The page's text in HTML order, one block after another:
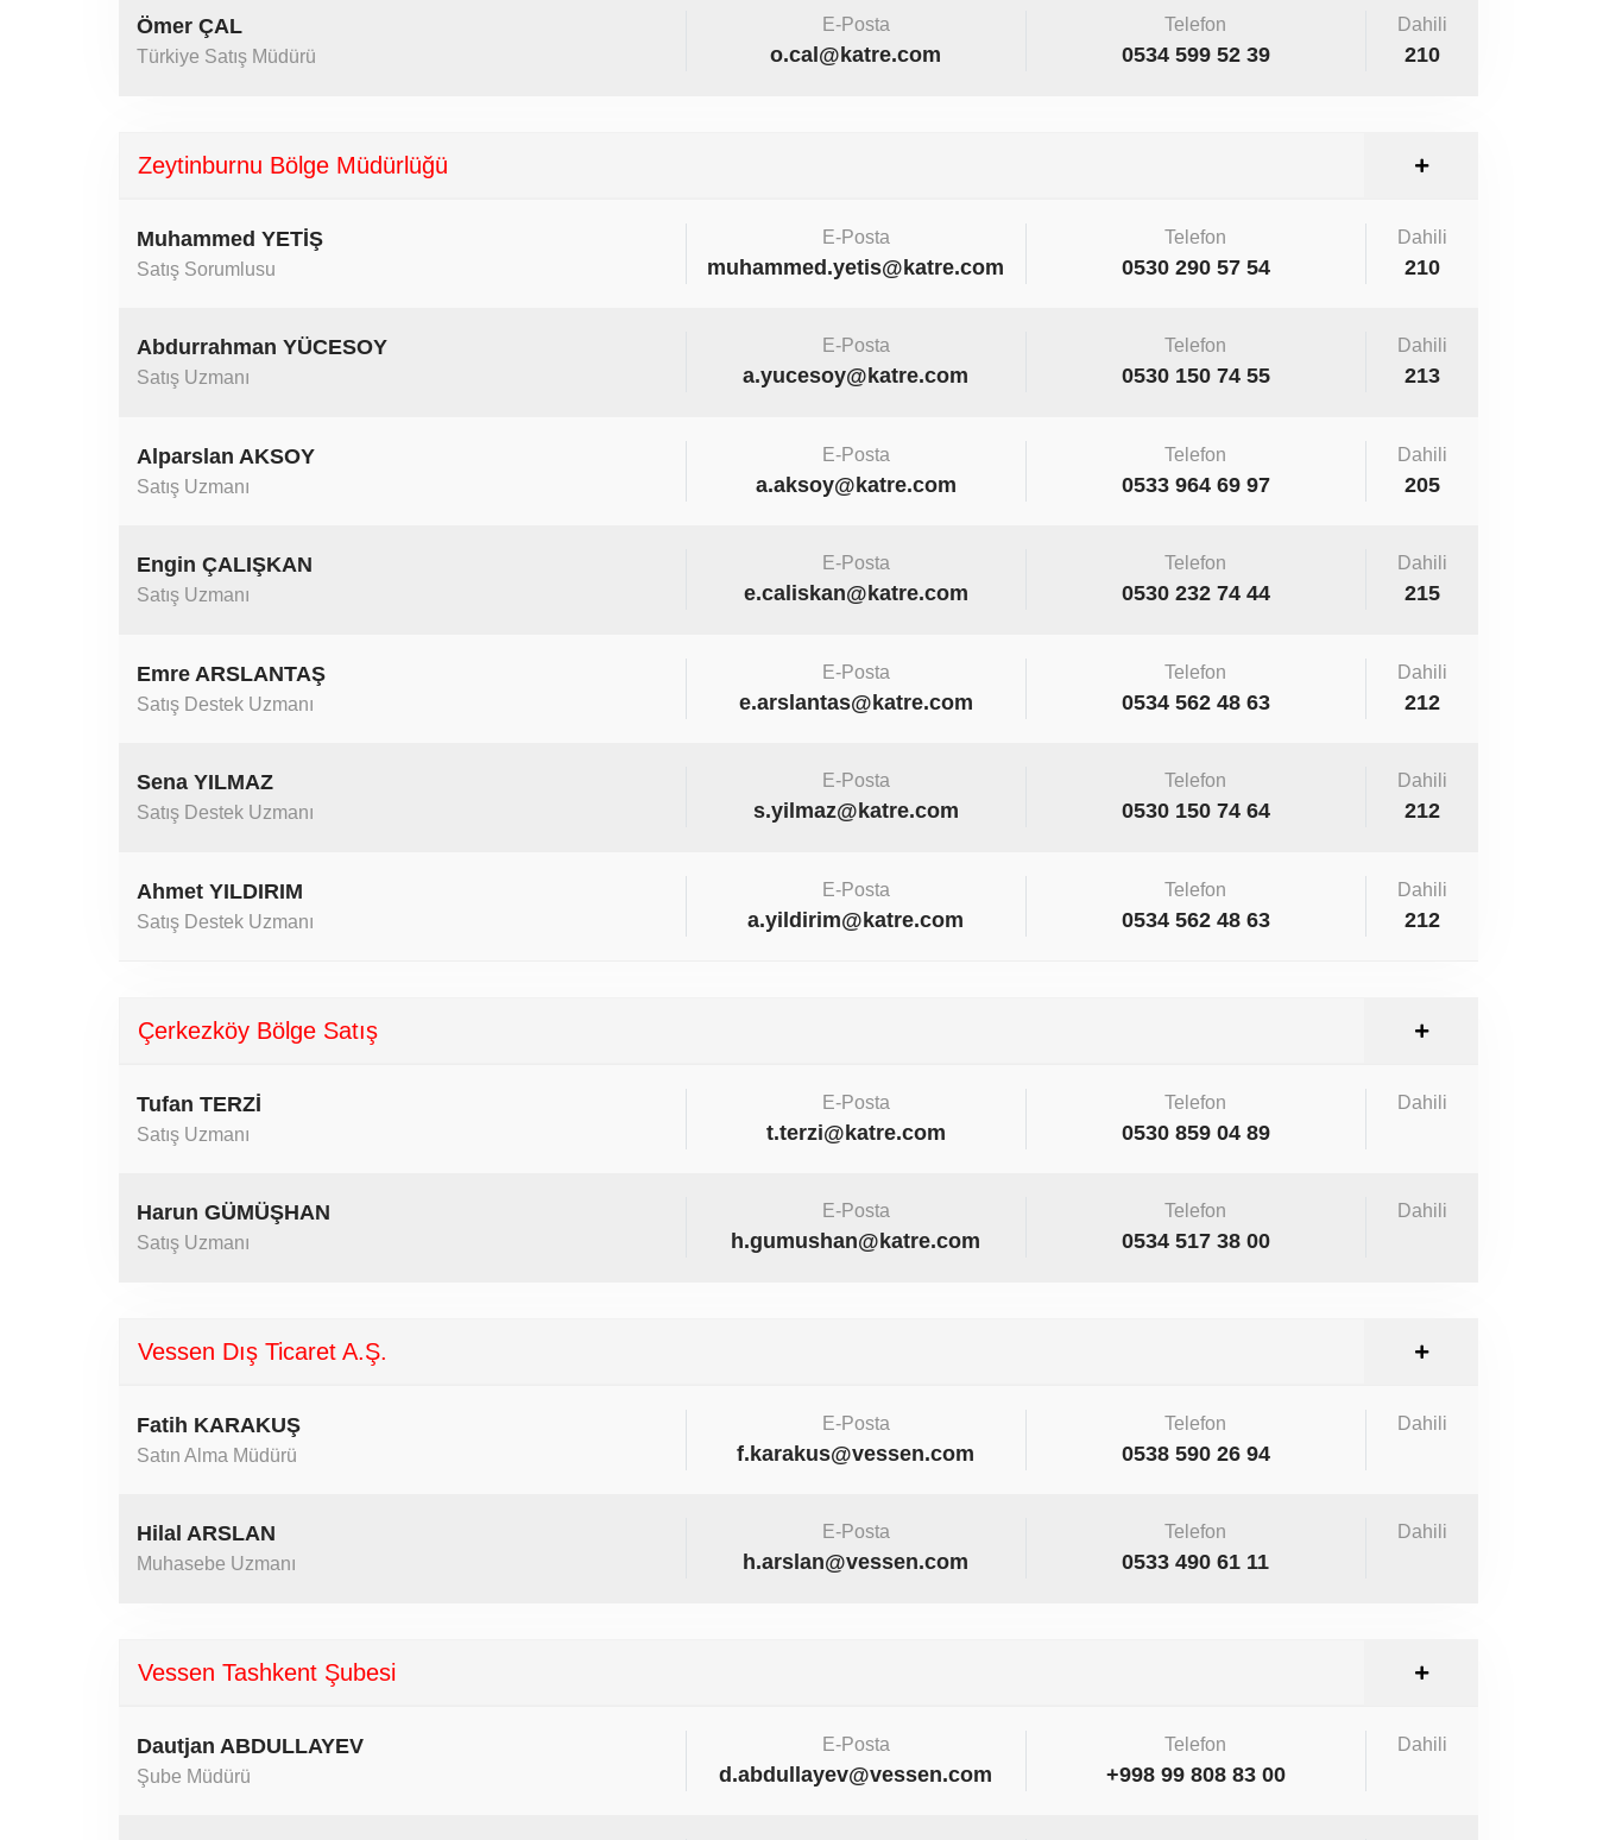
Ömer ÇAL
Türkiye Satış Müdürü
E-Posta
o.cal@katre.com
Telefon
0534 599 52 39
Dahili
210
Zeytinburnu Bölge Müdürlüğü
Muhammed YETİŞ
Satış Sorumlusu
E-Posta
muhammed.yetis@katre.com
Telefon
0530 290 57 54
Dahili
210
Abdurrahman YÜCESOY
Satış Uzmanı
E-Posta
a.yucesoy@katre.com
Telefon
0530 150 74 55
Dahili
213
Alparslan AKSOY
Satış Uzmanı
E-Posta
a.aksoy@katre.com
Telefon
0533 964 69 97
Dahili
205
Engin ÇALIŞKAN
Satış Uzmanı
E-Posta
e.caliskan@katre.com
Telefon
0530 232 74 44
Dahili
215
Emre ARSLANTAŞ
Satış Destek Uzmanı
E-Posta
e.arslantas@katre.com
Telefon
0534 562 48 63
Dahili
212
Sena YILMAZ
Satış Destek Uzmanı
E-Posta
s.yilmaz@katre.com
Telefon
0530 150 74 64
Dahili
212
Ahmet YILDIRIM
Satış Destek Uzmanı
E-Posta
a.yildirim@katre.com
Telefon
0534 562 48 63
Dahili
212
Çerkezköy Bölge Satış
Tufan TERZİ
Satış Uzmanı
E-Posta
t.terzi@katre.com
Telefon
0530 859 04 89
Dahili
Harun GÜMÜŞHAN
Satış Uzmanı
E-Posta
h.gumushan@katre.com
Telefon
0534 517 38 00
Dahili
Vessen Dış Ticaret A.Ş.
Fatih KARAKUŞ
Satın Alma Müdürü
E-Posta
f.karakus@vessen.com
Telefon
0538 590 26 94
Dahili
Hilal ARSLAN
Muhasebe Uzmanı
E-Posta
h.arslan@vessen.com
Telefon
0533 490 61 11
Dahili
Vessen Tashkent Şubesi
Dautjan ABDULLAYEV
Şube Müdürü
E-Posta
d.abdullayev@vessen.com
Telefon
+998 99 808 83 00
Dahili